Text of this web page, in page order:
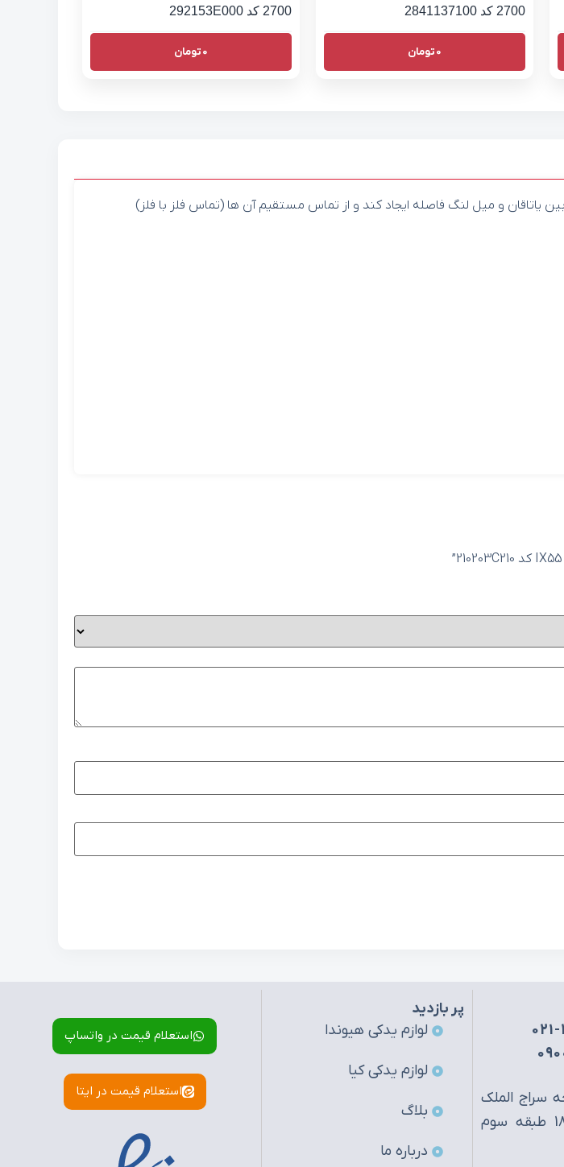
2700 کد 2841137100
0تومان
2700 کد 292153E000
0تومان
و میل لنگ فاصله ایجاد کند و از تماس مستقیم آن ها (تماس فلز با فلز)
سراج الملک
کوچه حمام سراج پلاک 18 طبقه سوم
پر بازدید
لوازم یدکی هیوندا
لوازم یدکی کیا
بلاگ
درباره ما
استعلام قیمت در واتساپ
استعلام قیمت در ایتا